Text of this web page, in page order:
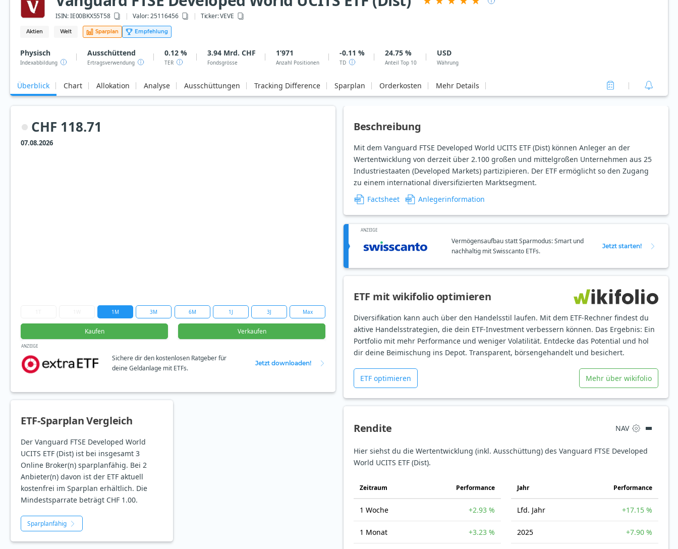
ISIN:IE00BKX55T58 Valor: 25116456 Ticker:VEVE
Aktien Welt Sparplan Empfehlung
Physisch
Indexabbildung
Ausschüttend
Ertragsverwendung
0.12 %
TER
3.94 Mrd. CHF
Fondsgrösse
1’971
Anzahl Positionen
-0.11 %
TD
24.75 %
Anteil Top 10
USD
Währung
Überblick Chart Allokation Analyse Ausschüttungen Tracking Difference Sparplan Orderkosten Mehr Details
CHF 118.71
07.08.2026
1M 3M 6M 1J 3J Max
Kaufen Verkaufen
ANZEIGE
Sichere dir den kostenlosen Ratgeber für
deine Geldanlage mit ETFs.
Jetzt downloaden!
ETF-Sparplan Vergleich
Der Vanguard FTSE Developed World
UCITS ETF (Dist) ist bei insgesamt 3
Online Broker(n) sparplanfähig. Bei 2
Anbieter(n) davon ist der ETF aktuell
kostenfrei im Sparplan erhältlich. Die
Mindestsparrate beträgt CHF 1.00.
Sparplanfähig
Beschreibung
Mit dem Vanguard FTSE Developed World UCITS ETF (Dist) können Anleger an der
Wertentwicklung von derzeit über 2.100 großen und mittelgroßen Unternehmen aus 25
Industriestaaten (Developed Markets) partizipieren. Der ETF ermöglicht so den Zugang
zu einem international diversifizierten Marktsegment.
Factsheet
Anlegerinformation
ANZEIGE
Vermögensaufbau statt Sparmodus: Smart und
nachhaltig mit Swisscanto ETFs.
Jetzt starten!
ETF mit wikifolio optimieren
Diversifikation kann auch über den Handelsstil laufen. Mit dem ETF-Rechner findest du
aktive Handelsstrategien, die dein ETF-Investment verbessern können. Das Ergebnis: Ein
Portfolio mit mehr Performance und weniger Volatilität. Entdecke das Potential und hol
dir deine Beimischung ins Depot. Transparent, börsengehandelt und besichert.
ETF optimieren Mehr über wikifolio
Rendite NAV
Hier siehst du die Wertentwicklung (inkl. Ausschüttung) des Vanguard FTSE Developed
World UCITS ETF (Dist).
Zeit­raum Perfor­mance
1 Woche +2.93 %
1 Monat +3.23 %
Jahr Perfor­mance
Lfd. Jahr +17.15 %
2025 +7.90 %